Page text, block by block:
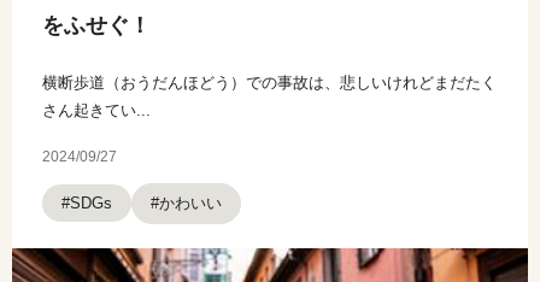
をふせぐ！
横断歩道（おうだんほどう）での事故は、悲しいけれどまだたく
さん起きてい...
2024/09/27
#SDGs #かわいい